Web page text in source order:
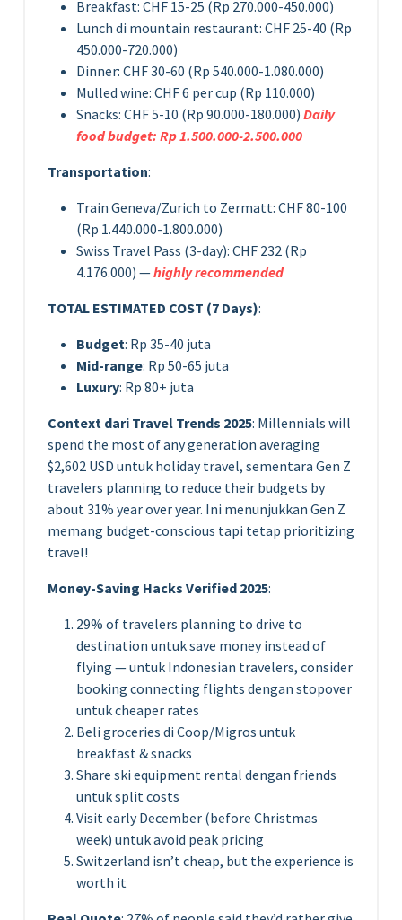
Breakfast: CHF 15-25 (Rp 270.000-450.000)
Lunch di mountain restaurant: CHF 25-40 (Rp
450.000-720.000)
Dinner: CHF 30-60 (Rp 540.000-1.080.000)
Mulled wine: CHF 6 per cup (Rp 110.000)
Snacks: CHF 5-10 (Rp 90.000-180.000) Daily
food budget: Rp 1.500.000-2.500.000
Transportation:
Train Geneva/Zurich to Zermatt: CHF 80-100
(Rp 1.440.000-1.800.000)
Swiss Travel Pass (3-day): CHF 232 (Rp
4.176.000) —highly recommended
TOTAL ESTIMATED COST (7 Days):
Budget: Rp 35-40 juta
Mid-range: Rp 50-65 juta
Luxury: Rp 80+ juta
Context dari Travel Trends 2025: Millennials will
spend the most of any generation averaging
$2,602 USD untuk holiday travel, sementara Gen Z
travelers planning to reduce their budgets by
about 31% year over year. Ini menunjukkan Gen Z
memang budget-conscious tapi tetap prioritizing
travel!
Money-Saving Hacks Verified 2025:
29% of travelers planning to drive to
destination untuk save money instead of
flying — untuk Indonesian travelers, consider
booking connecting flights dengan stopover
untuk cheaper rates
Beli groceries di Coop/Migros untuk
breakfast & snacks
Share ski equipment rental dengan friends
untuk split costs
Visit early December (before Christmas
week) untuk avoid peak pricing
Switzerland isn’t cheap, but the experience is
worth it